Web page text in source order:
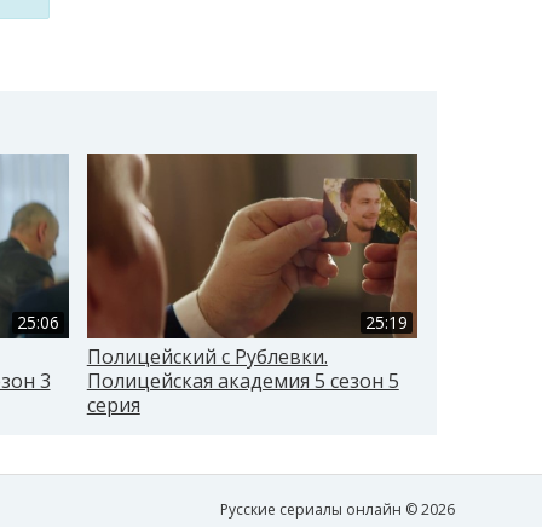
25:06
3
25:19
Полицейский с Рублевки.
Полицейская академия 5 сезон 5
серия
Русские сериалы онлайн © 2026